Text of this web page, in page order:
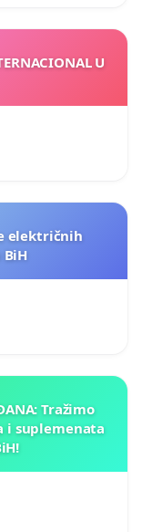
U
električnih
Tražimo
i suplemenata